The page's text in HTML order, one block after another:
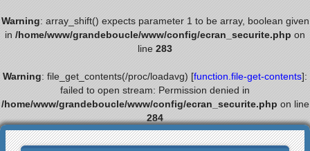
Warning: array_shift() expects parameter 1 to be array, boolean given
in /home/www/grandeboucle/www/config/ecran_securite.php on
line 283
Warning: file_get_contents(/proc/loadavg) [function.file-get-contents]:
failed to open stream: Permission denied in
/home/www/grandeboucle/www/config/ecran_securite.php on line
284